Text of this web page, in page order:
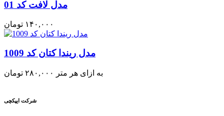
مدل لافت کد 01
۱۴۰,۰۰۰ تومان
مدل ریندا کتان کد 1009
۲۸۰,۰۰۰ تومان به ازای هر متر
شرکت ایپکچی